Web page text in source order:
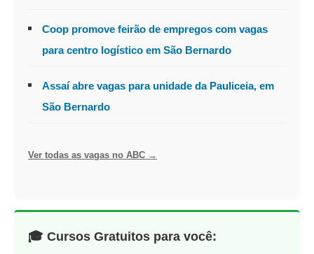
Coop promove feirão de empregos com vagas
para centro logístico em São Bernardo
Assaí abre vagas para unidade da Pauliceia, em
São Bernardo
Ver todas as vagas no ABC →
🎓 Cursos Gratuitos para você: